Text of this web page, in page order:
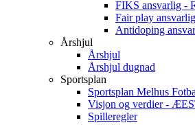
FIKS ansvarlig -
Fair play
Antidoping
Årshjul
Årshjul
Årshjul dugnad
Sportsplan
Sportsplan Melhus
Visjon og verdier -
Spilleregler